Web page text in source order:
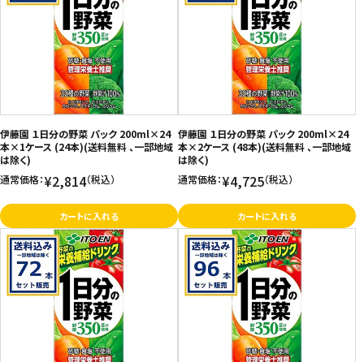
お菓子
飲料
酒類
日用品
セール
フードロス
ペット用品
SHOP GUIDE
価格が安い
価格が高い
お気に入り登録数
伊藤園 １日分の野菜 パック 200ml×24
本×1ケース (24本)(送料無料 、一部地域
は除く)
通常価格：¥2,814（税込）
カートに入れる
伊藤園 １日分の野菜 パック 200ml×24
本×2ケース (48本)(送料無料 、一部地域
は除く)
通常価格：¥4,725（税込）
カートに入れる